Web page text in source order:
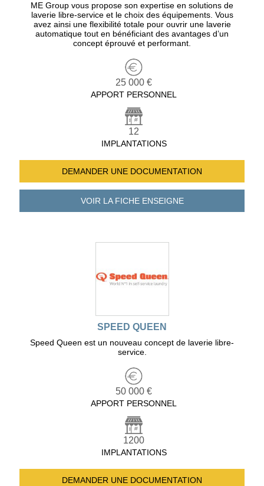
ME Group vous propose son expertise en solutions de
laverie libre-service et le choix des équipements. Vous
avez ainsi une flexibilité totale pour ouvrir une laverie
automatique tout en bénéficiant des avantages d’un
concept éprouvé et performant.
25 000 €
APPORT PERSONNEL
12
IMPLANTATIONS
DEMANDER UNE DOCUMENTATION
VOIR LA FICHEENSEIGNE
SPEED QUEEN
Speed Queen est un nouveau concept de laverie libre-
service.
50 000 €
APPORT PERSONNEL
1200
IMPLANTATIONS
DEMANDER UNE DOCUMENTATION